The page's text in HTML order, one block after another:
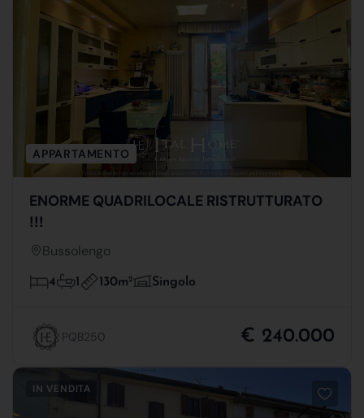
APPARTAMENTO
ENORME QUADRILOCALE RISTRUTTURATO
!!!
Bussolengo
4 1 130m2 Singolo
PQB250 € 240.000
IN VENDITA